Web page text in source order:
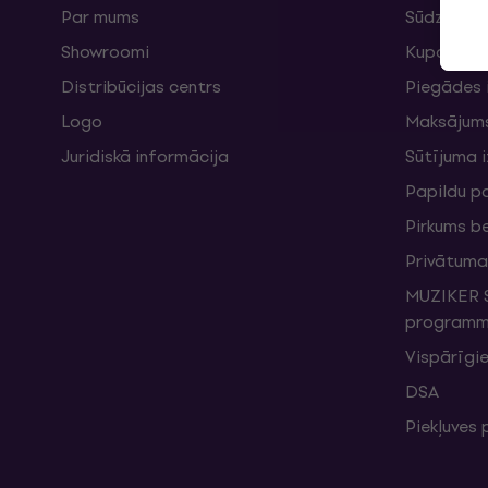
Par mums
Showroomi
Distribūcijas centrs
Logo
Juridiskā informācija
Sūdzības
Kuponi
Piegādes
Sūtījuma
Papildu
Pirkums
DSA
Piekļuves